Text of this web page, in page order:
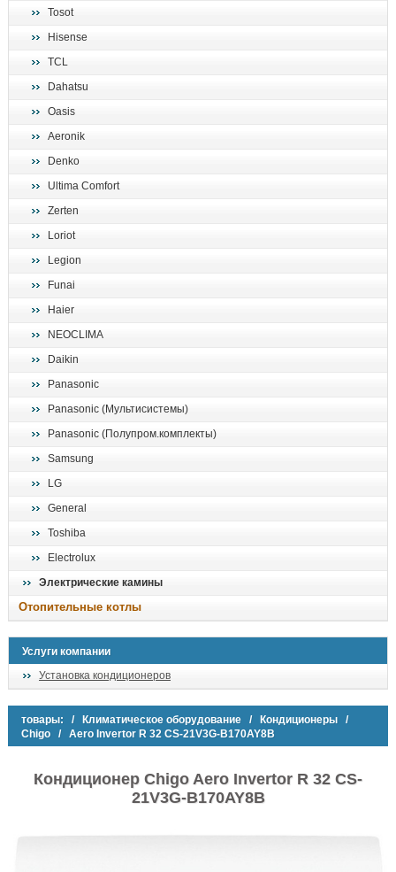
Tosot
Hisense
TCL
Dahatsu
Oasis
Aeronik
Denko
Ultima Comfort
Zerten
Loriot
Legion
Funai
Haier
NEOCLIMA
Daikin
Panasonic
Panasonic (Мультисистемы)
Panasonic (Полупром.комплекты)
Samsung
LG
General
Toshiba
Electrolux
Электрические камины
Отопительные котлы
Услуги компании
Установка кондиционеров
товары: / Климатическое оборудование / Кондиционеры /
Chigo / Aero Invertor R 32 CS-21V3G-B170AY8B
Кондиционер Chigo Aero Invertor R 32 CS-
21V3G-B170AY8B